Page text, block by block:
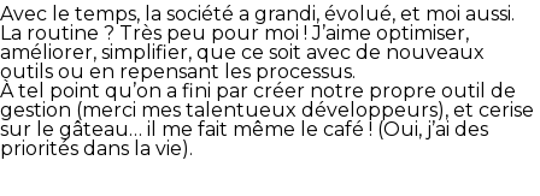
Avec le temps, la société a grandi, évolué, et moi aussi.
La routine ? Très peu pour moi ! J’aime optimiser,
améliorer, simplifier, que ce soit avec de nouveaux
outils ou en repensant les processus.
À tel point qu’on a fini par créer notre propre outil de
gestion (merci mes talentueux développeurs), et cerise
sur le gâteau… il me fait même le café ! (Oui, j’ai des
priorités dans la vie).